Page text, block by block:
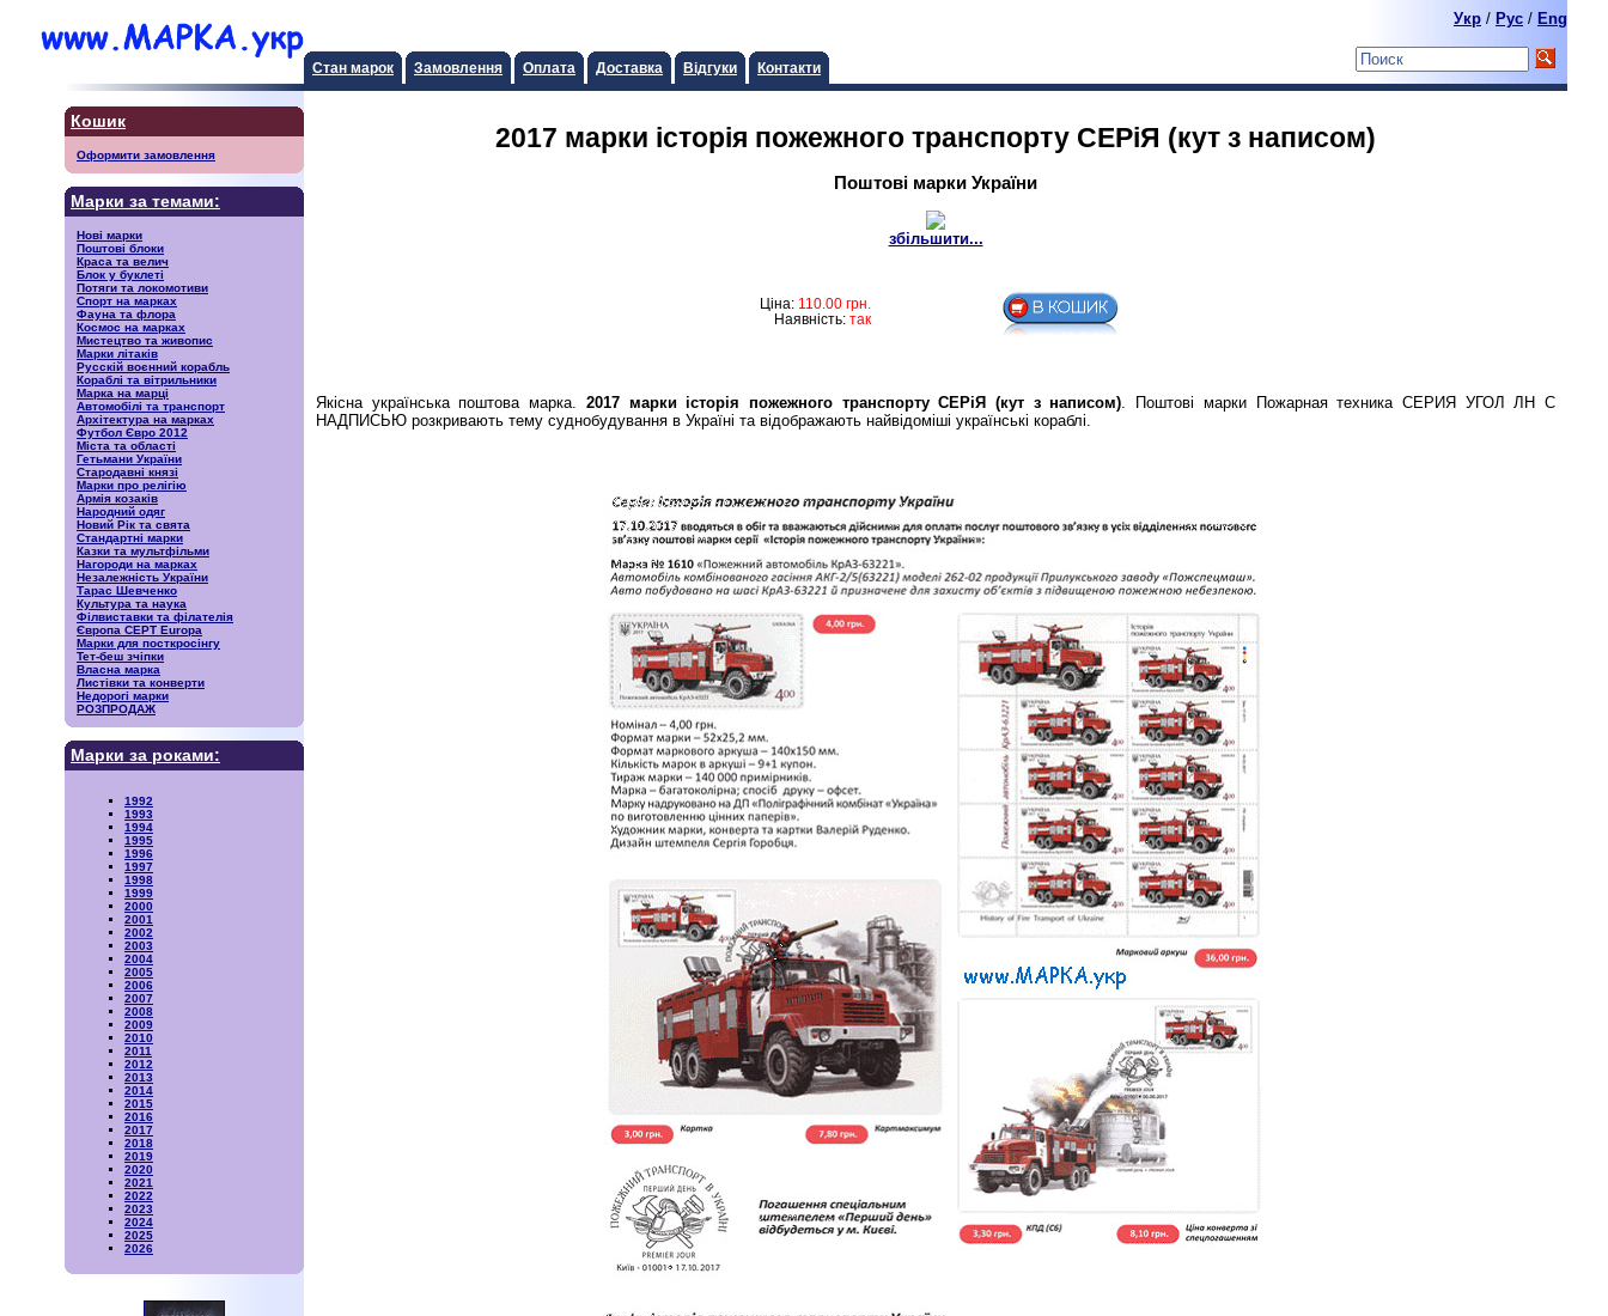
Стан марок Замовлення Оплата Доставка Відгуки Контакти
Укр / Pyc / Eng
Кошик
Оформити замовлення
Марки за темами:
Нові марки
Поштові блоки
Краса та велич
Блок у буклеті
Потяги та локомотиви
Спорт на марках
Фауна та флора
Космос на марках
Мистецтво та живопис
Марки літаків
Русскiй воєнний корабль
Кораблі та вітрильники
Марка на марці
Автомобілі та транспорт
Архітектура на марках
Футбол Євро 2012
Міста та області
Гетьмани України
Стародавні князі
Марки про релігію
Армія козаків
Народний одяг
Новий Рік та свята
Стандартні марки
Казки та мультфільми
Нагороди на марках
Незалежність України
Тарас Шевченко
Культура та наука
Філвиставки та філателія
Європа CEPT Europa
Марки для посткросінгу
Тет-беш зчіпки
Власна марка
Листівки та конверти
Недорогі марки
РОЗПРОДАЖ
Марки за роками:
1992
1993
1994
1995
1996
1997
1998
1999
2000
2001
2002
2003
2004
2005
2006
2007
2008
2009
2010
2011
2012
2013
2014
2015
2016
2017
2018
2019
2020
2021
2022
2023
2024
2025
2026
2017 марки iсторiя пожежного транспорту СЕРiЯ (кут з написом)
Поштові марки України
збільшити...
Ціна: 110.00 грн.
Наявність: так
Якісна українська поштова марка. 2017 марки iсторiя пожежного транспорту СЕРiЯ (кут з написом). Поштові марки Пожарная техника СЕРИЯ УГОЛ ЛН С
НАДПИСЬЮ розкривають тему суднобудування в Україні та відображають найвідоміші українські кораблі.